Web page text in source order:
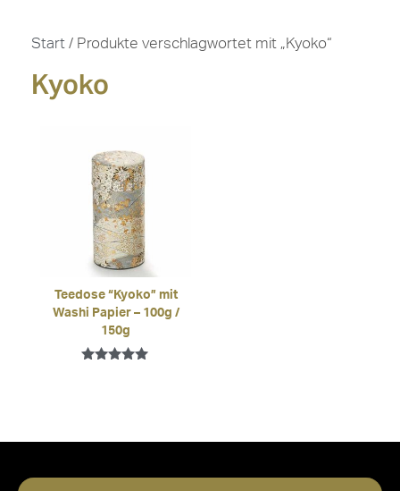
Start / Produkte verschlagwortet mit „Kyoko“
Kyoko
Teedose “Kyoko” mit
Washi Papier – 100g /
150g